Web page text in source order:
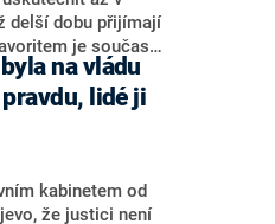
Česko není
delší dobu přijímají
je současná
pak bookmakeři
premiéra
Karla Havlíčka.
je poslanec za
Kubáček nicméně
zmíněné trojice
koalice dosud
na vládu
lidé ji
kabinetem od
že justici není